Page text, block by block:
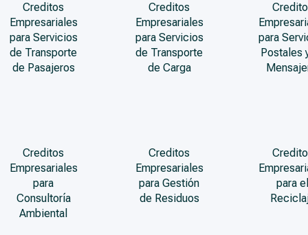
Creditos
Empresariales
para Servicios
de Transporte
de Pasajeros
Creditos
Empresariales
para Servicios
de Transporte
de Carga
para
Postales
Creditos
Empresariales
para
Consultoría
Ambiental
Creditos
Empresariales
para Gestión
de Residuos
para el